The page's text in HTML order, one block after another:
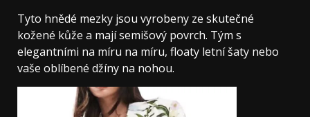
Tyto hnědé mezky jsou vyrobeny ze skutečné
kožené kůže a mají semišový povrch. Tým s
elegantními na míru na míru, floaty letní šaty nebo
vaše oblíbené džíny na nohou.